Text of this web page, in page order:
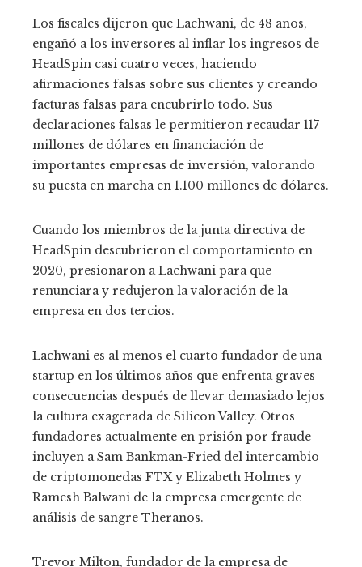
Los fiscales dijeron que Lachwani, de 48 años,
engañó a los inversores al inflar los ingresos de
HeadSpin casi cuatro veces, haciendo
afirmaciones falsas sobre sus clientes y creando
facturas falsas para encubrirlo todo. Sus
declaraciones falsas le permitieron recaudar 117
millones de dólares en financiación de
importantes empresas de inversión, valorando
su puesta en marcha en 1.100 millones de dólares.
Cuando los miembros de la junta directiva de
HeadSpin descubrieron el comportamiento en
2020, presionaron a Lachwani para que
renunciara y redujeron la valoración de la
empresa en dos tercios.
Lachwani es al menos el cuarto fundador de una
startup en los últimos años que enfrenta graves
consecuencias después de llevar demasiado lejos
la cultura exagerada de Silicon Valley. Otros
fundadores actualmente en prisión por fraude
incluyen a Sam Bankman-Fried del intercambio
de criptomonedas FTX y Elizabeth Holmes y
Ramesh Balwani de la empresa emergente de
análisis de sangre Theranos.
Trevor Milton, fundador de la empresa de